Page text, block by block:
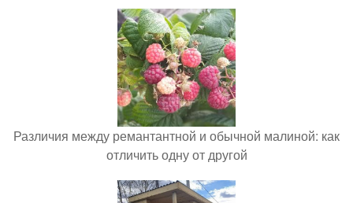
Различия между ремантантной и обычной малиной: как
отличить одну от другой